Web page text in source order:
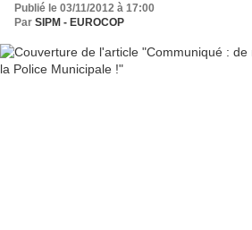
Publié le 03/11/2012 à 17:00
Par SIPM - EUROCOP